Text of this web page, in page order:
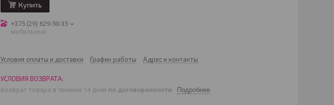
Купить
+375 (29) 629-50-35
мобильный
Условия оплаты и доставки График работы Адрес и контакты
возврат товара в течение 14 дней по договоренности Подробнее